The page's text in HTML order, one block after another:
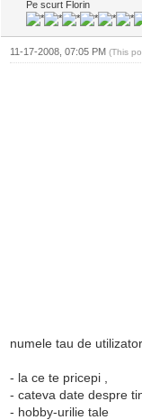
Pe scurt Florin
11-17-2008, 07:05 PM (This
numele tau de
- la ce te pricepi ,
- cateva date despre
- hobby-urilie tale